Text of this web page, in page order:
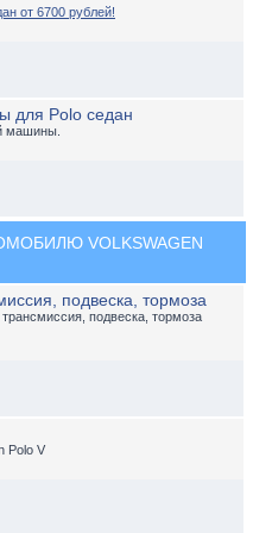
от 6700 рублей!
для Polo седан
машины.
VOLKSWAGEN
подвеска, тормоза
подвеска, тормоза
Polo V